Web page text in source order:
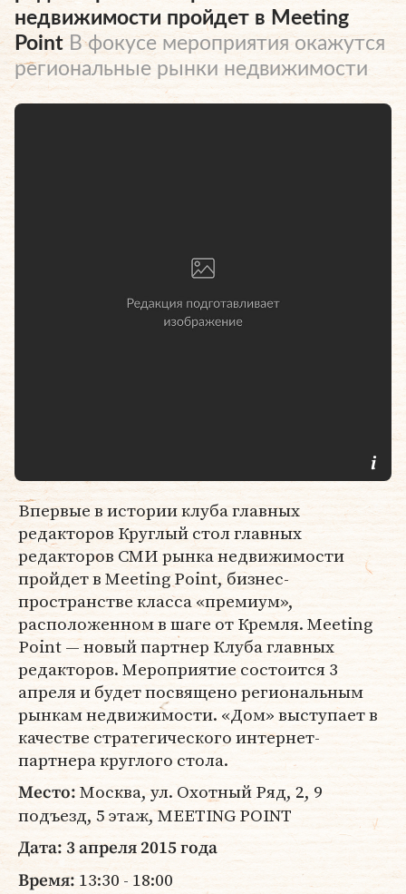
недвижимости пройдет в Meeting
Point В фокусе мероприятия окажутся
региональные рынки недвижимости
Впервые в истории клуба главных
редакторов Круглый стол главных
редакторов СМИ рынка недвижимости
пройдет в Meeting Point, бизнес-
пространстве класса «премиум»,
расположенном в шаге от Кремля. Meeting
Point — новый партнер Клуба главных
редакторов. Мероприятие состоится 3
апреля и будет посвящено региональным
рынкам недвижимости. «Дом» выступает в
качестве стратегического интернет-
партнера круглого стола.
Место: Москва, ул. Охотный Ряд, 2, 9
подъезд, 5 этаж, MEETING POINT
Дата: 3 апреля 2015 года
Время: 13:30 - 18:00